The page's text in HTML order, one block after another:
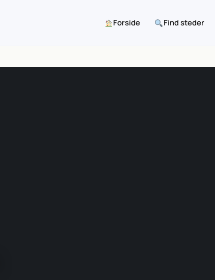
Forside Find steder